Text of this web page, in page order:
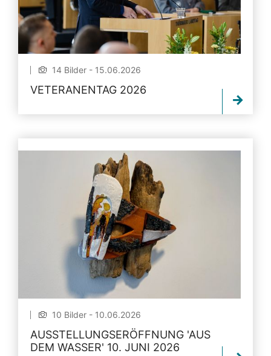
14 Bilder - 15.06.2026
VETERANENTAG 2026
10 Bilder - 10.06.2026
AUSSTELLUNGSERÖFFNUNG 'AUS
DEM WASSER' 10. JUNI 2026